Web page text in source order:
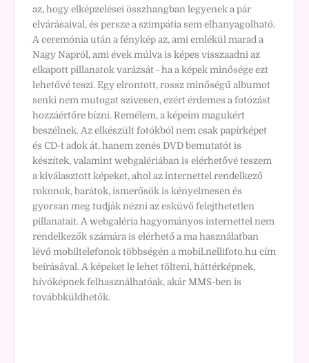
az, hogy elképzelései összhangban legyenek a pár
elvárásaival, és persze a szimpátia sem elhanyagolható.
A ceremónia után a fénykép az, ami emlékül marad a
Nagy Napról, ami évek múlva is képes visszaadni az
elkapott pillanatok varázsát - ha a képek minősége ezt
lehetővé teszi. Egy elrontott, rossz minőségű albumot
senki nem mutogat szivesen, ezért érdemes a fotózást
hozzáértőre bízni. Remélem, a képeim magukért
beszélnek. Az elkészült fotókból nem csak papírképet
és CD-t adok át, hanem zenés DVD bemutatót is
készítek, valamint webgalériában is elérhetővé teszem
a kiválasztott képeket, ahol az internettel rendelkező
rokonok, barátok, ismerősök is kényelmesen és
gyorsan meg tudják nézni az esküvő felejthetetlen
pillanatait. A webgaléria hagyományos internettel nem
rendelkezők számára is elérhető a ma használatban
lévő mobiltelefonok többségén a mobil.nellifoto.hu cím
beírásával. A képeket le lehet tölteni, háttérképnek,
hívóképnek felhasználhatóak, akár MMS-ben is
továbbküldhetők.